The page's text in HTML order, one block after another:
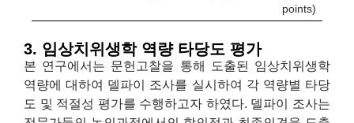
points)
3. 임상치위생학 역량 타당도 평가
본 연구에서는 문헌고찰을 통해 도출된 임상치위생학
역량에 대하여 델파이 조사를 실시하여 각 역량별 타당
도 및 적절성 평가를 수행하고자 하였다. 델파이 조사는